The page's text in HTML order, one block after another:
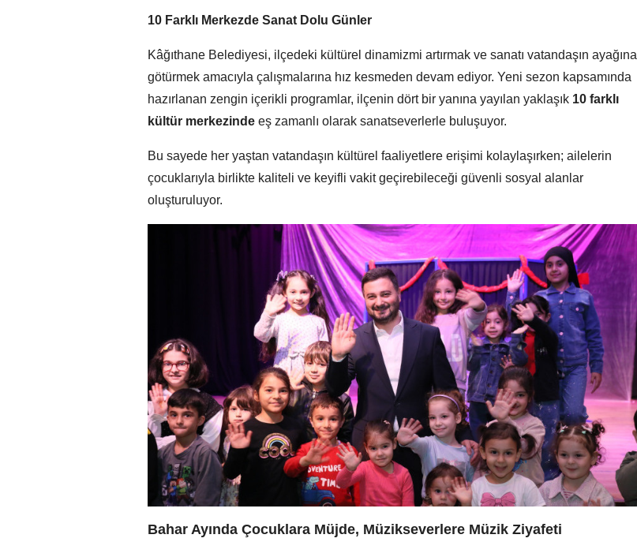
10 Farklı Merkezde Sanat Dolu Günler
Kâğıthane Belediyesi, ilçedeki kültürel dinamizmi artırmak ve sanatı vatandaşın ayağına
götürmek amacıyla çalışmalarına hız kesmeden devam ediyor. Yeni sezon kapsamında
hazırlanan zengin içerikli programlar, ilçenin dört bir yanına yayılan yaklaşık 10 farklı
kültür merkezinde eş zamanlı olarak sanatseverlerle buluşuyor.
Bu sayede her yaştan vatandaşın kültürel faaliyetlere erişimi kolaylaşırken; ailelerin
çocuklarıyla birlikte kaliteli ve keyifli vakit geçirebileceği güvenli sosyal alanlar
oluşturuluyor.
Bahar Ayında Çocuklara Müjde, Müzikseverlere Müzik Ziyafeti